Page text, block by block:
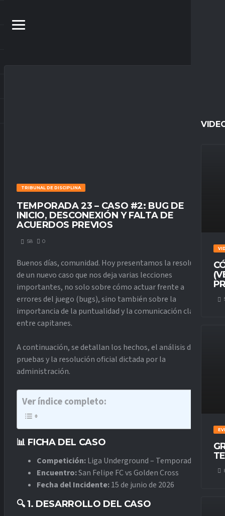
TRIBUNAL DE DISCIPLINA
TEMPORADA 23 – CASO #2: BUG DE
INICIO, DESCONEXIÓN Y FALTA DE
ACUERDOS PREVIOS
58 0
Buenos días, comunidad. Hoy presentamos la resolución
de un nuevo caso que nos deja varias lecciones
importantes, no solo sobre cómo actuar frente a
errores del juego (bugs), sino también sobre la
importancia de la puntualidad y la comunicación clara
entre capitanes.
A continuación, se detallan los hechos, el análisis de las
pruebas y la resolución oficial dictada por la
administración.
Ver índice completo:
📊 FICHA DEL CASO
Competición:Liga Underground – Temporada 23
Encuentro:San Felipe FC vs Golden Cross
Fecha del Incidente:15 de junio de 2026
🔍 1. DESARROLLO DEL CASO